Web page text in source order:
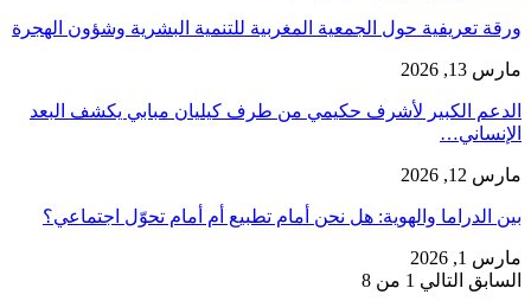
ورقة تعريفية حول الجمعية المغربية للتنمية البشرية وشؤون الهجرة
مارس 13, 2026
الدعم الكبير لأشرف حكيمي من طرف كيليان مبابي يكشف البعد
الإنساني…
مارس 12, 2026
بين الدراما والهوية: هل نحن أمام تطبيع أم أمام تحوّل اجتماعي؟
مارس 1, 2026
السابق التالي 1 من 8